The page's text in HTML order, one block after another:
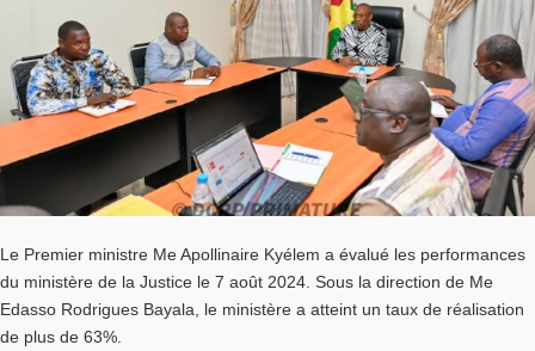
Le Premier ministre Me Apollinaire Kyélem a évalué les performances
du ministère de la Justice le 7 août 2024. Sous la direction de Me
Edasso Rodrigues Bayala, le ministère a atteint un taux de réalisation
de plus de 63%.